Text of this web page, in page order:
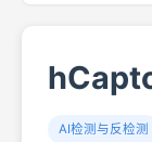
AI检测与反检测